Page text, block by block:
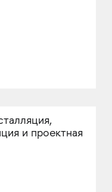
и проектная